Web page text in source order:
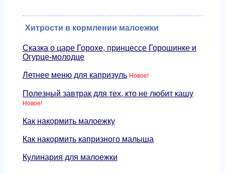
Хитрости в кормлении малоежки
Сказка о царе Горохе, принцессе Горошинке и
Огурце-молодце
Летнее меню для капризуль Новое!
Полезный завтрак для тех, кто не любит кашу
Новое!
Как накормить малоежку
Как накормить капризного малыша
Кулинария для малоежки